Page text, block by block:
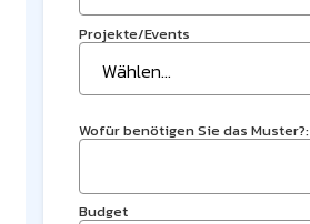
Projekte/Events
Wofür benötigen Sie das Muster?:
Budget